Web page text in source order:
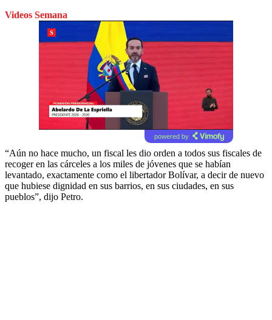
Videos Semana
powered by
“Aún no hace mucho, un fiscal les dio orden a todos sus fiscales de
recoger en las cárceles a los miles de jóvenes que se habían
levantado, exactamente como el libertador Bolívar, a decir de nuevo
que hubiese dignidad en sus barrios, en sus ciudades, en sus
pueblos”, dijo Petro.